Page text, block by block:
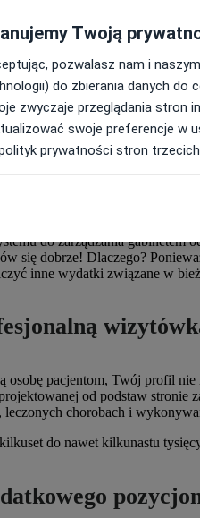
jest za drogi? To
do zarządzania gabinetem
się dobrze! Dlaczego?
inne wydatki związane w
osobę pacjentom, Twój profil
od podstaw stronie
chorobach i
do nawet kilkunastu
Twoją
pozwalasz nam i
do zbierania danych
zwyczaje przeglądania stron
swoje preferencje w
prywatności stron